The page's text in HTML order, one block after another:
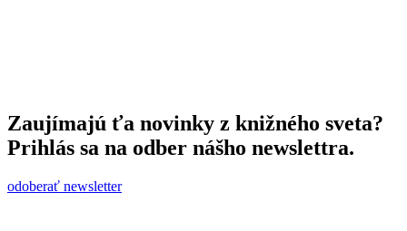
Zaujímajú ťa novinky z knižného sveta?
Prihlás sa na odber nášho newslettra.
odoberať newsletter